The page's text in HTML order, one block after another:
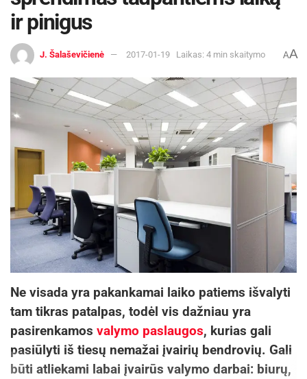
ir pinigus
J. Šalaševičienė 2017-01-19 Laikas: 4 min skaitymo AA
Ne visada yra pakankamai laiko patiems išvalyti
tam tikras patalpas, todėl vis dažniau yra
pasirenkamos valymo paslaugos, kurias gali
pasiūlyti iš tiesų nemažai įvairių bendrovių. Gali
būti atliekami labai įvairūs valymo darbai: biurų,